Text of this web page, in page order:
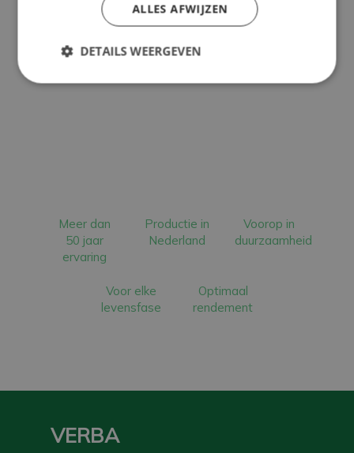
Meer dan
50 jaar
ervaring
Productie in
Nederland
Voorop in
duurzaamheid
Voor elke
levensfase
Optimaal
rendement
VERBA
ALLES AFWIJZEN
DETAILS WEERGEVEN